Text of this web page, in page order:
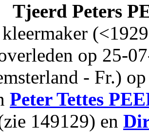
Tjeerd Peters
op 25-
- Fr.)
Peter Tettes
149129) en